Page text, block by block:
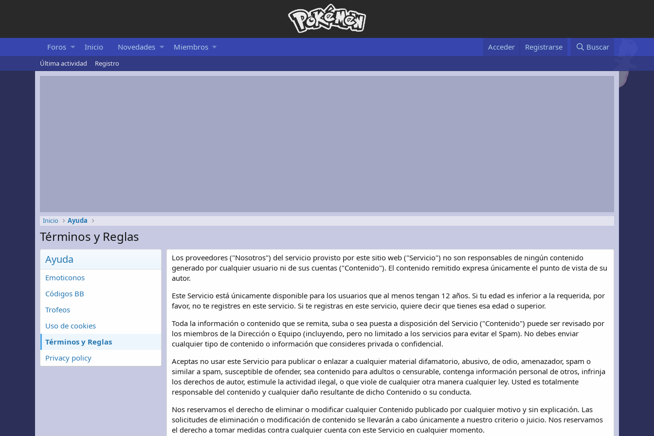
Foros Inicio Novedades Miembros Acceder Registrarse Buscar
Última actividad Registro
Inicio Ayuda
Términos y Reglas
Ayuda
Emoticonos
Códigos BB
Trofeos
Uso de cookies
Términos y Reglas
Privacy policy
Los proveedores ("Nosotros") del servicio provisto por este sitio web ("Servicio") no son responsables de ningún contenido
generado por cualquier usuario ni de sus cuentas ("Contenido"). El contenido remitido expresa únicamente el punto de vista de su
autor.
Este Servicio está únicamente disponible para los usuarios que al menos tengan 12 años. Si tu edad es inferior a la requerida, por
favor, no te registres en este servicio. Si te registras en este servicio, quiere decir que tienes esa edad o superior.
Toda la información o contenido que se remita, suba o sea puesta a disposición del Servicio ("Contenido") puede ser revisado por
los miembros de la Dirección o Equipo (incluyendo, pero no limitado a los servicios para evitar el Spam). No debes enviar
cualquier tipo de contenido o información que consideres privada o confidencial.
Aceptas no usar este Servicio para publicar o enlazar a cualquier material difamatorio, abusivo, de odio, amenazador, spam o
similar a spam, susceptible de ofender, sea contenido para adultos o censurable, contenga información personal de otros, infrinja
los derechos de autor, estimule la actividad ilegal, o que viole de cualquier otra manera cualquier ley. Usted es totalmente
responsable del contenido y cualquier daño resultante de dicho Contenido o su conducta.
Nos reservamos el derecho de eliminar o modificar cualquier Contenido publicado por cualquier motivo y sin explicación. Las
solicitudes de eliminación o modificación de contenido se llevarán a cabo únicamente a nuestro criterio o juicio. Nos reservamos
el derecho a tomar medidas contra cualquier cuenta con este Servicio en cualquier momento.